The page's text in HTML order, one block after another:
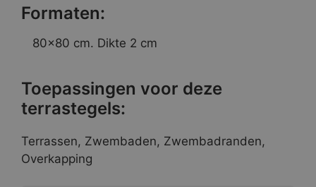
Formaten:
80×80 cm. Dikte 2 cm
Toepassingen voor deze
terrastegels:
Terrassen, Zwembaden, Zwembadranden,
Overkapping